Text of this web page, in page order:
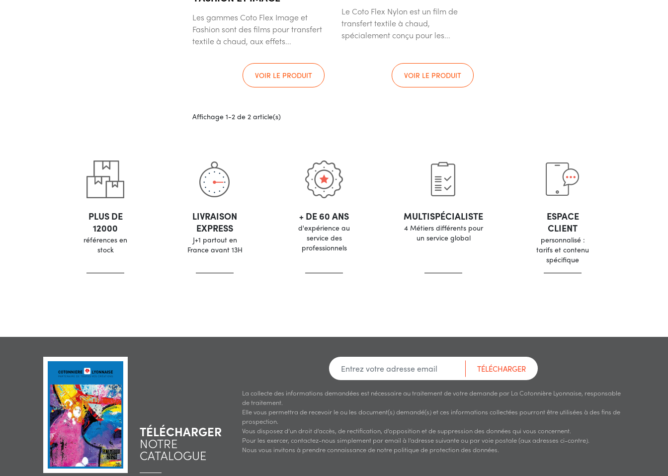
Les gammes Coto Flex Image et
Fashion sont des films pour transfert
textile à chaud, aux effets...
VOIR LE PRODUIT
Le Coto Flex Nylon est un film de
transfert textile à chaud,
spécialement conçu pour les...
VOIR LE PRODUIT
Affichage 1-2 de 2 article(s)
PLUS DE
12000
références en
stock
LIVRAISON
EXPRESS
J+1 partout en
France avant 13H
+ DE 60 ANS
d'expérience au
service des
professionnels
MULTISPÉCIALISTE
4 Métiers différents pour
un service global
ESPACE
CLIENT
personnalisé :
tarifs et contenu
spécifique
TÉLÉCHARGER
NOTRE
CATALOGUE
TÉLÉCHARGER
La collecte des informations demandées est nécessaire au traitement de votre demande par La Cotonnière Lyonnaise, responsable
de traitement.
Elle vous permettra de recevoir le ou les document(s) demandé(s) et ces informations collectées pourront être utilisées à des fins de
prospection.
Vous disposez d’un droit d’accès, de rectification, d’opposition et de suppression des données qui vous concernent.
Pour les exercer, contactez-nous simplement par email à l’adresse suivante ou par voie postale (aux adresses ci-contre).
Nous vous invitons à prendre connaissance de notre politique de protection des données.